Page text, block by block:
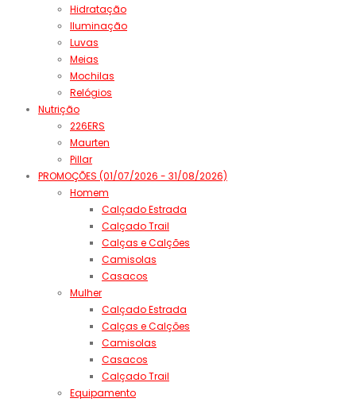
Hidratação
Iluminação
Luvas
Meias
Mochilas
Relógios
Nutrição
226ERS
Maurten
Pillar
PROMOÇÕES (01/07/2026 - 31/08/2026)
Homem
Calçado Estrada
Calçado Trail
Calças e Calções
Camisolas
Casacos
Mulher
Calçado Estrada
Calças e Calções
Camisolas
Casacos
Calçado Trail
Equipamento